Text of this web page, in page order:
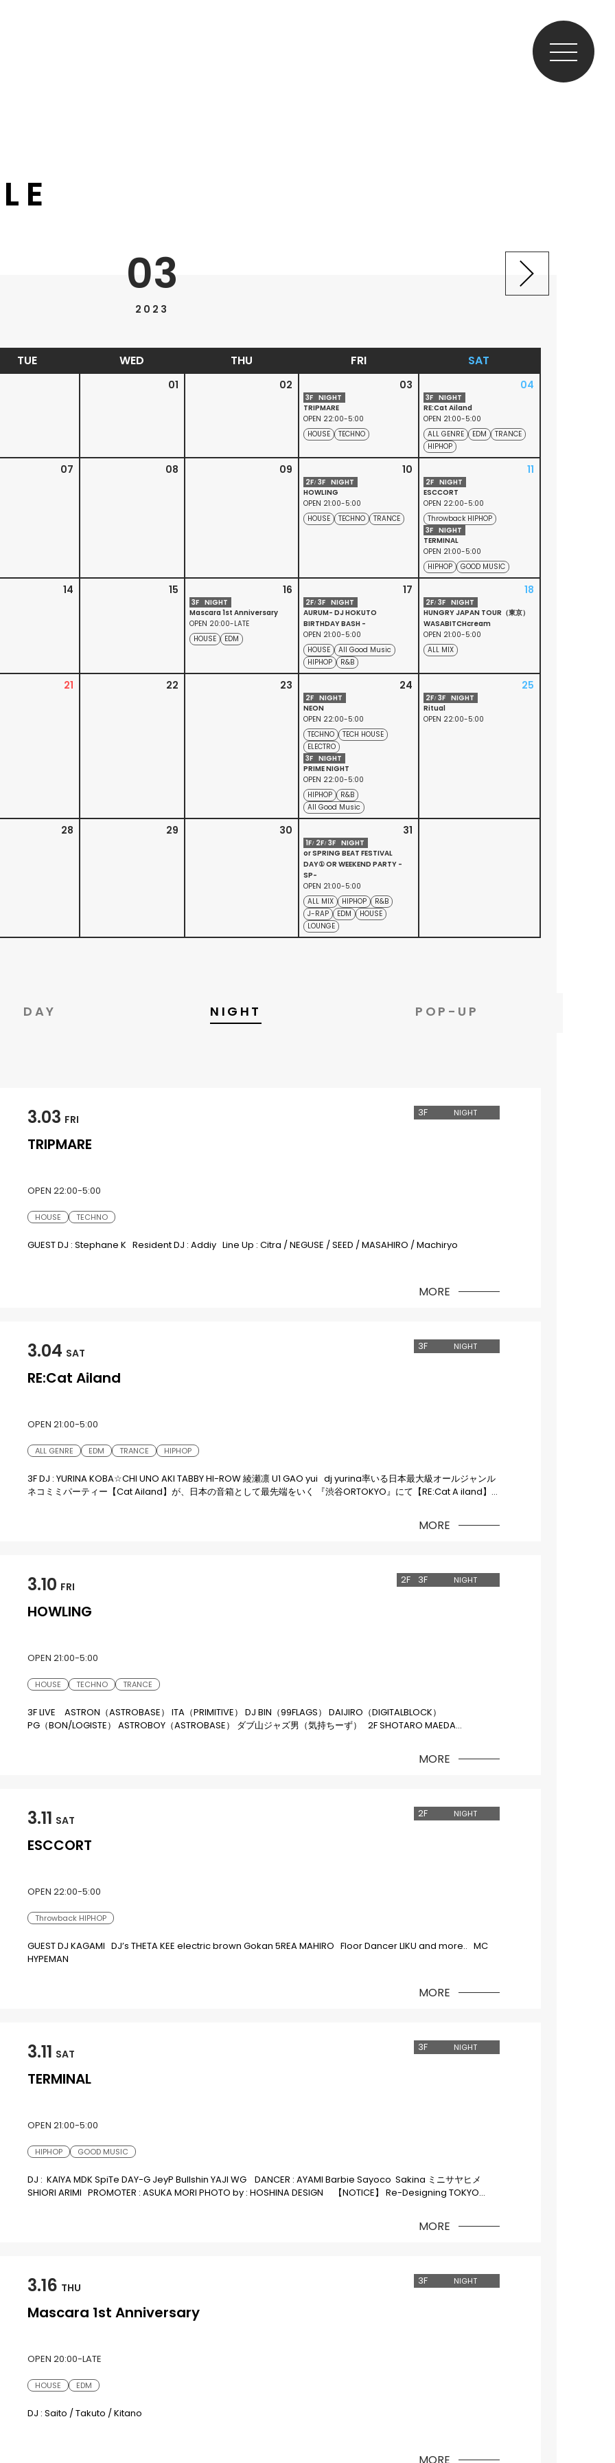
03
2023
TUE WED THU FRI SAT
01 02 03
3F NIGHT
TRIPMARE
OPEN 22:00-5:00
HOUSE
TECHNO
04
3F NIGHT
RE:Cat Ailand
OPEN 21:00-5:00
ALL GENRE
EDM
TRANCE
HIPHOP
07 08 09 10
2F 3F NIGHT
HOWLING
OPEN 21:00-5:00
HOUSE
TECHNO TRANCE
11
2F NIGHT
ESCCORT
OPEN 22:00-5:00
Throwback HIPHOP
3F NIGHT
TERMINAL
OPEN 21:00-5:00
HIPHOP
GOOD MUSIC
14 15 16
3F NIGHT
Mascara 1st Anniversary
OPEN 20:00-LATE
HOUSE
EDM
17
2F 3F NIGHT
AURUM- DJ HOKUTO
BIRTHDAY BASH -
OPEN 21:00-5:00
HOUSE
All Good Music
HIPHOP
R&B
18
2F 3F NIGHT
HUNGRY JAPAN TOUR（東京）
WASABITCHcream
OPEN 21:00-5:00
ALL MIX
21 22 23 24
2F NIGHT
NEON
OPEN 22:00-5:00
TECHNO
TECH HOUSE
ELECTRO
3F NIGHT
PRIME NIGHT
OPEN 22:00-5:00
HIPHOP
R&B
All Good Music
25
2F 3F NIGHT
Ritual
OPEN 22:00-5:00
28 29 30 31
1F 2F 3F NIGHT
or SPRING BEAT FESTIVAL
DAY① OR WEEKEND PARTY -
SP-
OPEN 21:00-5:00
ALL MIX
HIPHOP
R&B
J-RAP
EDM
HOUSE
LOUNGE
DAY NIGHT POP-UP
3.03 FRI
3F NIGHT
TRIPMARE
OPEN 22:00-5:00
HOUSE TECHNO
GUEST DJ : Stephane K Resident DJ : Addiy Line Up : Citra / NEGUSE / SEED / MASAHIRO / Machiryo
MORE
3.04 SAT
3F NIGHT
RE:Cat Ailand
OPEN 21:00-5:00
ALL GENRE EDM TRANCE HIPHOP
3F DJ : YURINA KOBA☆CHI UNO AKI TABBY HI-ROW 綾瀬凛 U1 GAO yui dj yurina率いる日本最大級オールジャンル
ネコミミパーティー【Cat Ailand】が、日本の音箱として最先端をいく 『渋谷ORTOKYO』にて【RE:Cat A iland】
MORE
3.10 FRI
2F 3F NIGHT
HOWLING
OPEN 21:00-5:00
HOUSE TECHNO TRANCE
3F LIVE ASTRON（ASTROBASE） ITA（PRIMITIVE） DJ BIN（99FLAGS） DAIJIRO（DIGITALBLOCK）
PG（BON/LOGISTE） ASTROBOY（ASTROBASE） ダブ山ジャズ男（気持ちーず） 2F SHOTARO MAEDA
MORE
3.11 SAT
2F NIGHT
ESCCORT
OPEN 22:00-5:00
Throwback HIPHOP
GUEST DJ KAGAMI DJ’s THETA KEE electric brown Gokan 5REA MAHIRO Floor Dancer LIKU and more.. MC
HYPEMAN
MORE
3.11 SAT
3F NIGHT
TERMINAL
OPEN 21:00-5:00
HIPHOP GOOD MUSIC
DJ : KAIYA MDK SpiTe DAY-G JeyP Bullshin YAJI WG DANCER : AYAMI Barbie Sayoco Sakina ミニサヤヒメ
SHIORI ARIMI PROMOTER : ASUKA MORI PHOTO by : HOSHINA DESIGN 【NOTICE】 Re-Designing TOKYO
オン、ENTER shibuyaが回遊できます。※回遊にはREBEL FOR THE FUTURE」のパッチが必要になります。
会場③: ENTER shibuya(22:00～05:00) @entershibuya (渋谷区神宮前６丁目１９−１７ GEMS神宮前 6F) ■入場：
「REBEL FOR THE FUTURE」のパッチが入場パスになります。入手方法は、公式サイト「REBEL FOR THE FUTURE」参
MORE
3.16 THU
3F NIGHT
Mascara 1st Anniversary
OPEN 20:00-LATE
HOUSE EDM
DJ : Saito / Takuto / Kitano